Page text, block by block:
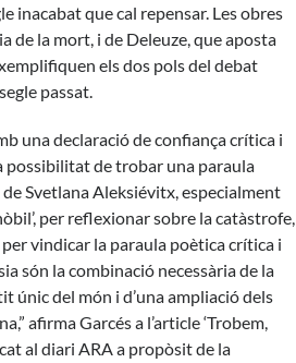
inacabat que cal repensar. Les obres
de la mort, i de Deleuze, que aposta
els dos pols del debat
passat.
una declaració de confiança crítica i
possibilitat de trobar una paraula
Svetlana Aleksiévitx, especialment
per reflexionar sobre la catàstrofe,
per vindicar la paraula poètica crítica i
són la combinació necessària de la
únic del món i d’una ampliació dels
afirma Garcés a l’article ‘Trobem,
al diari ARA a propòsit de la